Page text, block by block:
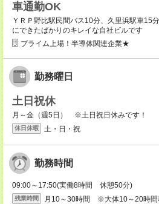
車通勤OK
ＹＲＰ野比駅民間バス10分、久里浜駅車
にできたばかりのキレイな自社ビルです
プライム上場！半導体関連企業★
勤務曜日
土日祝休
月～金（週5日） ※土日祝日休みです！
休日休暇 土・日・祝
勤務時間
09:00～17:50(実働8時間 休憩50分)
残業時間
月10～30時間 ※大体10～20時間